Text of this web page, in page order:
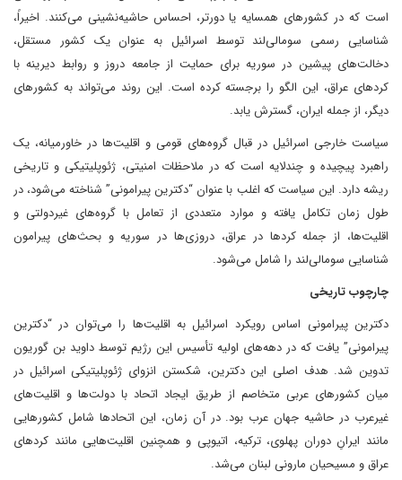
است که در کشورهای همسایه یا دورتر، احساس حاشیه‌نشینی می‌کنند. اخیراً،
شناسایی رسمی سومالی‌لند توسط اسرائیل به عنوان یک کشور مستقل،
دخالت‌های پیشین در سوریه برای حمایت از جامعه دروز و روابط دیرینه با
کردهای عراق، این الگو را برجسته کرده است. این روند می‌تواند به کشورهای
دیگر، از جمله ایران، گسترش یابد.
سیاست خارجی اسرائیل در قبال گروه‌های قومی و اقلیت‌ها در خاورمیانه، یک
راهبرد پیچیده و چندلایه است که در ملاحظات امنیتی، ژئوپلیتیکی و تاریخی
ریشه دارد. این سیاست که اغلب با عنوان “دکترین پیرامونی” شناخته می‌شود، در
طول زمان تکامل یافته و موارد متعددی از تعامل با گروه‌های غیردولتی و
اقلیت‌ها، از جمله کردها در عراق، دروزی‌ها در سوریه و بحث‌های پیرامون
شناسایی سومالی‌لند را شامل می‌شود.
چارچوب تاریخی
دکترین پیرامونی اساس رویکرد اسرائیل به اقلیت‌ها را می‌توان در “دکترین
پیرامونی” یافت که در دهه‌های اولیه تأسیس این رژیم توسط داوید بن گوریون
تدوین شد. هدف اصلی این دکترین، شکستن انزوای ژئوپلیتیکی اسرائیل در
میان کشورهای عربی متخاصم از طریق ایجاد اتحاد با دولت‌ها و اقلیت‌های
غیرعرب در حاشیه جهان عرب بود. در آن زمان، این اتحادها شامل کشورهایی
مانند ایرانِ دوران پهلوی، ترکیه، اتیوپی و همچنین اقلیت‌هایی مانند کردهای
عراق و مسیحیان مارونی لبنان می‌شد.